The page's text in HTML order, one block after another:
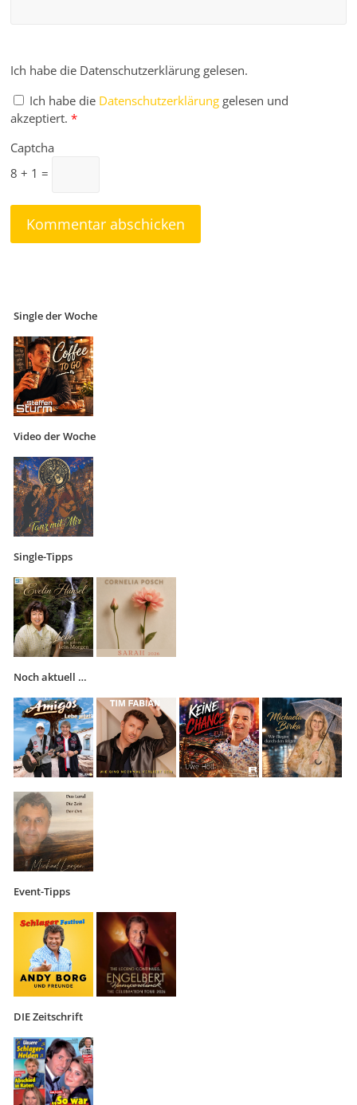
Ich habe die Datenschutzerklärung gelesen.
Ich habe die Datenschutzerklärung gelesen und
akzeptiert. *
Captcha
8 + 1 =
Single der Woche
Video der Woche
Single-Tipps
Noch aktuell …
Event-Tipps
DIE Zeitschrift